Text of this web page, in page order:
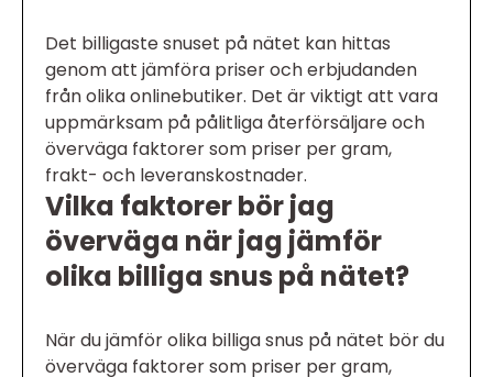
Det billigaste snuset på nätet kan hittas
genom att jämföra priser och erbjudanden
från olika onlinebutiker. Det är viktigt att vara
uppmärksam på pålitliga återförsäljare och
överväga faktorer som priser per gram,
frakt- och leveranskostnader.
Vilka faktorer bör jag
överväga när jag jämför
olika billiga snus på nätet?
När du jämför olika billiga snus på nätet bör du
överväga faktorer som priser per gram,